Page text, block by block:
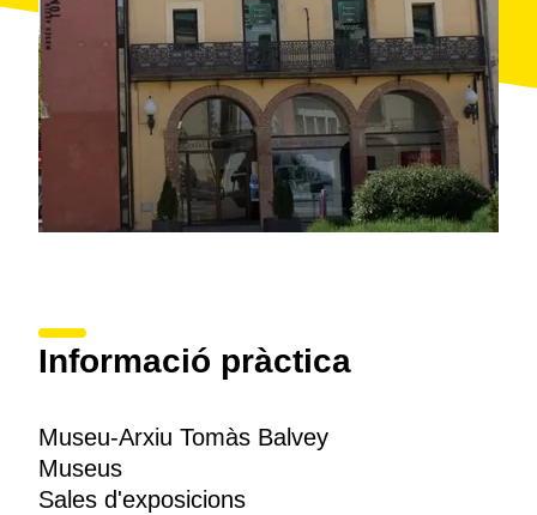
Barcelona , certificada per Biosphere des del 2017.
Informació pràctica
Museu-Arxiu Tomàs Balvey
Museus
Sales d'exposicions